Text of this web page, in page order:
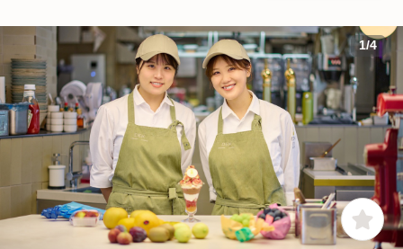
1/4